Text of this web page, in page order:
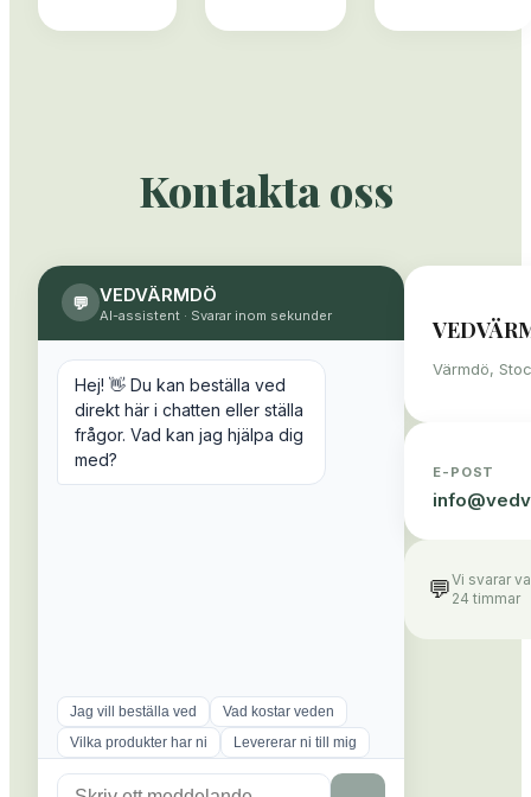
Kontakta oss
💬 VEDVÄRMDÖ
AI-assistent · Svarar inom sekunder
Hej! 👋 Du kan beställa ved
direkt här i chatten eller ställa
frågor. Vad kan jag hjälpa dig
med?
Jag vill beställa ved
Vad kostar veden
Vilka produkter har ni
Levererar ni till mig
Värmdö,
E-POST
info@
💬Vi svarar
24 timmar